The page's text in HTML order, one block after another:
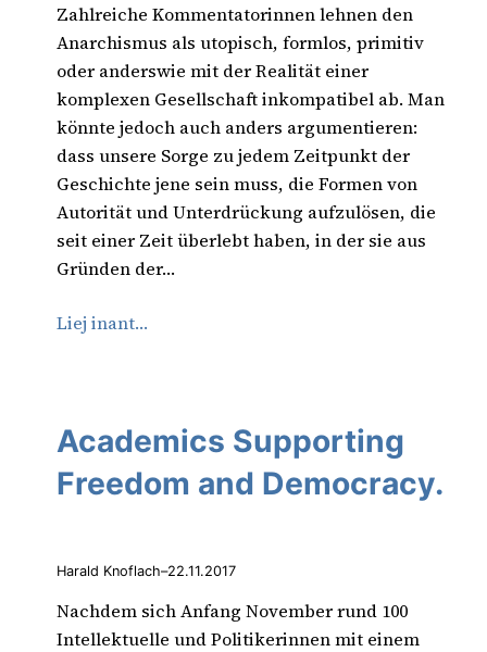
Zahlreiche Kommentatorinnen lehnen den
Anarchismus als utopisch, formlos, primitiv
oder anderswie mit der Realität einer
komplexen Gesellschaft inkompatibel ab. Man
könnte jedoch auch anders argumentieren:
dass unsere Sorge zu jedem Zeitpunkt der
Geschichte jene sein muss, die Formen von
Autorität und Unterdrückung aufzulösen, die
seit einer Zeit überlebt haben, in der sie aus
Gründen der…
Liej inant…
Academics Supporting
Freedom and Democracy.
Harald Knoflach–22.11.2017
Nachdem sich Anfang November rund 100
Intellektuelle und Politikerinnen mit einem